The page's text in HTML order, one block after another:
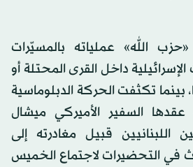
الله» عملياته بالمسيّرات
داخل القرى المحتلة أو
بينما تكثفت الحركة الدبلوماسية
السفير الأميركي ميشال
قبيل مغادرته إلى
في التحضيرات لاجتماع الخميس